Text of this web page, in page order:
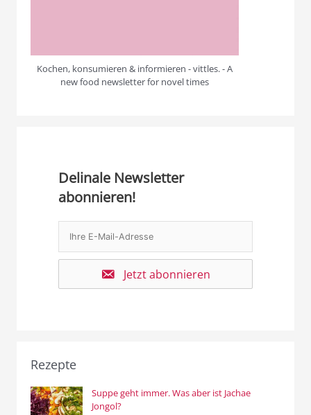
Kochen, konsumieren & informieren - vittles. - A
new food newsletter for novel times
Delinale Newsletter
abonnieren!
Jetzt abonnieren
Rezepte
Suppe geht immer. Was aber ist Jachae
Jongol?